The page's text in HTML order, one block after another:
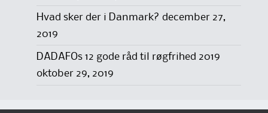
Hvad sker der i Danmark? december 27,
2019
DADAFOs 12 gode råd til røgfrihed 2019
oktober 29, 2019